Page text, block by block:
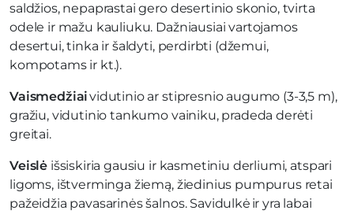
saldžios, nepaprastai gero desertinio skonio, tvirta
odele ir mažu kauliuku. Dažniausiai vartojamos
desertui, tinka ir šaldyti, perdirbti (džemui,
kompotams ir kt.).
Vaismedžiaividutinio ar stipresnio augumo (3-3,5 m),
gražiu, vidutinio tankumo vainiku, pradeda derėti
greitai.
Veislė išsiskiria gausiu ir kasmetiniu derliumi, atspari
ligoms, ištverminga žiemą, žiedinius pumpurus retai
pažeidžia pavasarinės šalnos. Savidulkė ir yra labai